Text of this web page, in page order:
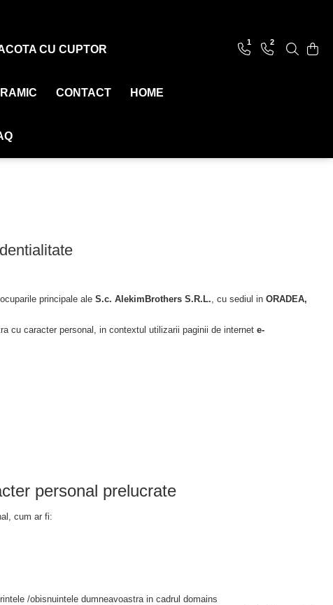
CU CUPTOR
CONTACT HOME
1 2
principale ale S.c. AlekimBrothers S.R.L., cu sediul in ORADEA,
cu caracter personal, in contextul utilizarii paginii de internet e-
personal prelucrate
cum ar fi:
/obisnuintele dumneavoastra in cadrul domains